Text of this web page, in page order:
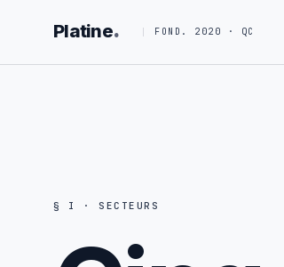
Platine. FOND. 2020 · QC
§ I · SECTEURS